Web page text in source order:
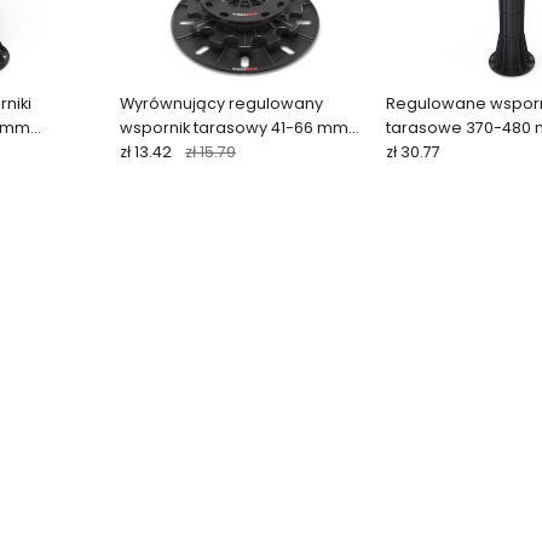
Wyrównujący regulowany
wspornik tarasowy 41-66 mm
ARKIMEDE
zł 13.42 zł 15.79
Regulowane
tarasowe 370-480
zł 30.77